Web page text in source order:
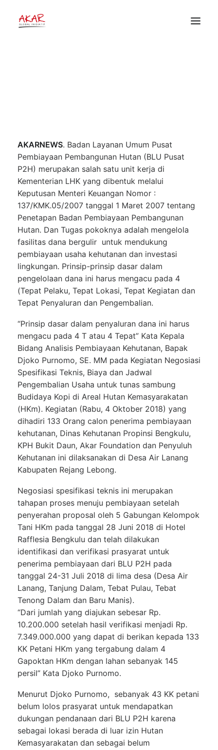
Djoko Purnomo: Pembiayaan
AKARNEWS. Badan Layanan Umum Pusat
Pembiayaan Pembangunan Hutan (BLU Pusat
P2H) merupakan salah satu unit kerja di
Kementerian LHK yang dibentuk melalui
Keputusan Menteri Keuangan Nomor :
137/KMK.05/2007 tanggal 1 Maret 2007 tentang
Penetapan Badan Pembiayaan Pembangunan
Hutan. Dan Tugas pokoknya adalah mengelola
fasilitas dana bergulir untuk mendukung
pembiayaan usaha kehutanan dan investasi
lingkungan. Prinsip-prinsip dasar dalam
pengelolaan dana ini harus mengacu pada 4
(Tepat Pelaku, Tepat Lokasi, Tepat Kegiatan dan
Tepat Penyaluran dan Pengembalian.
“Prinsip dasar dalam penyaluran dana ini harus
mengacu pada 4 T atau 4 Tepat” Kata Kepala
Bidang Analisis Pembiayaan Kehutanan, Bapak
Djoko Purnomo, SE. MM pada Kegiatan Negosiasi
Spesifikasi Teknis, Biaya dan Jadwal
Pengembalian Usaha untuk tunas sambung
Budidaya Kopi di Areal Hutan Kemasyarakatan
(HKm). Kegiatan (Rabu, 4 Oktober 2018) yang
dihadiri 133 Orang calon penerima pembiayaan
kehutanan, Dinas Kehutanan Propinsi Bengkulu,
KPH Bukit Daun, Akar Foundation dan Penyuluh
Kehutanan ini dilaksanakan di Desa Air Lanang
Kabupaten Rejang Lebong.
Negosiasi spesifikasi teknis ini merupakan
tahapan proses menuju pembiayaan setelah
penyerahan proposal oleh 5 Gabungan Kelompok
Tani HKm pada tanggal 28 Juni 2018 di Hotel
Rafflesia Bengkulu dan telah dilakukan
identifikasi dan verifikasi prasyarat untuk
penerima pembiayaan dari BLU P2H pada
tanggal 24-31 Juli 2018 di lima desa (Desa Air
Lanang, Tanjung Dalam, Tebat Pulau, Tebat
Tenong Dalam dan Baru Manis).
“Dari jumlah yang diajukan sebesar Rp.
10.200.000 setelah hasil verifikasi menjadi Rp.
7.349.000.000 yang dapat di berikan kepada 133
KK Petani HKm yang tergabung dalam 4
Gapoktan HKm dengan lahan sebanyak 145
persil” Kata Djoko Purnomo.
Menurut Djoko Purnomo, sebanyak 43 KK petani
belum lolos prasyarat untuk mendapatkan
dukungan pendanaan dari BLU P2H karena
sebagai lokasi berada di luar izin Hutan
Kemasyarakatan dan sebagai belum